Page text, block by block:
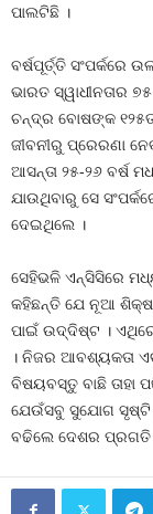
ପାଲଟିଛି ।
ବର୍ଷପୂର୍ତ୍ତି ସଂପର୍କରେ
ଭାରତ ସ୍ୱାଧୀନତାର
ଚନ୍ଦ୍ର ବୋଷଙ୍କ
ଜୀବନୀରୁ ପ୍ରେରଣା
ଆସନ୍ତା ୨୫-୨୬ ବର୍ଷ
ଯାଉଥିବାରୁ ସେ
ଦେଇଥିଲେ ।
ସେହିଭଳି ଏନ୍‌ସିସିରେ
କହିଛନ୍ତି ଯେ ନୂଆ
ପାଇଁ ଉଦ୍ଦିଷ୍ଟ ।
। ନିଜର ଆବଶ୍ୟକତା
ବିଷୟବସ୍ତୁ ବାଛି ତାହା
ଯେଉଁସବୁ ସୁଯୋଗ ସୃଷ୍ଟି
ବଢିଲେ ଦେଶର ପ୍ରଗତି